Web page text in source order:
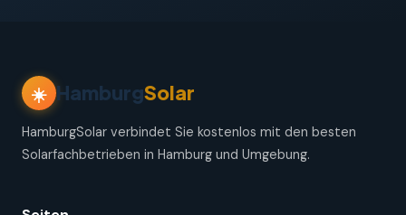
☀️ HamburgSolar
HamburgSolar verbindet Sie kostenlos mit den besten
Solarfachbetrieben in Hamburg und Umgebung.